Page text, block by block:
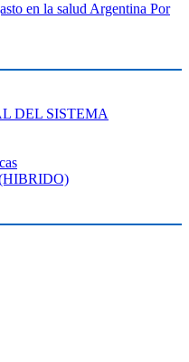
en la salud Argentina Por
DEL SISTEMA